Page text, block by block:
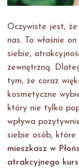
Oczywiste jest,
nas. To właśnie
siebie,
zewnętrzną.
tym, że coraz
kosmetyczne
który nie tylko
wpływa
siebie osób,
mieszkasz w
atrakcyjnego